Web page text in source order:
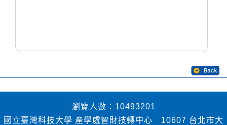
瀏覽人數：10493201
國立臺灣科技大學 產學處智財技轉中心 10607 台北市大